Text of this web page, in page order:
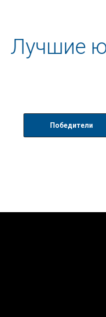
Лучшие
Победители